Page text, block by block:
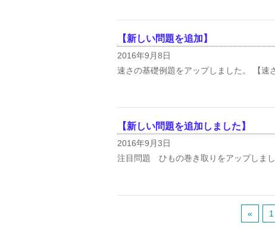
【新しい問題を追加】
2016年9月8日
速さの基礎例題をアップしました。 【速
【新しい問題を追加しました】
2016年9月3日
注目問題 ひもの巻き取りをアップしま
« 1